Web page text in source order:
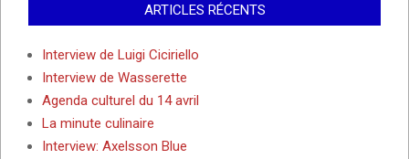
ARTICLES RÉCENTS
Interview de Luigi Ciciriello
Interview de Wasserette
Agenda culturel du 14 avril
La minute culinaire
Interview: Axelsson Blue